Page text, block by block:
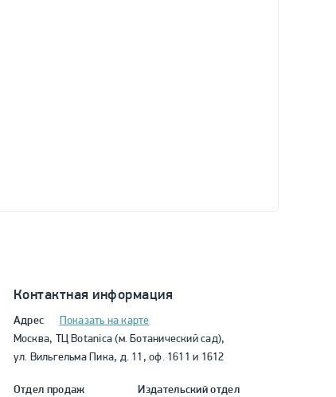
Контактная информация
Адрес
Показать на карте
Москва, ТЦ Botanica (м. Ботанический сад),
ул. Вильгельма Пика, д. 11, оф. 1611 и 1612
Отдел продаж Издательский отдел